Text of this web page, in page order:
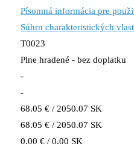
Písomná informácia pre
Súhrn charakteristických
T0023
Plne hradené - bez doplatku
-
-
68.05 € / 2050.07 SK
68.05 € / 2050.07 SK
0.00 € / 0.00 SK